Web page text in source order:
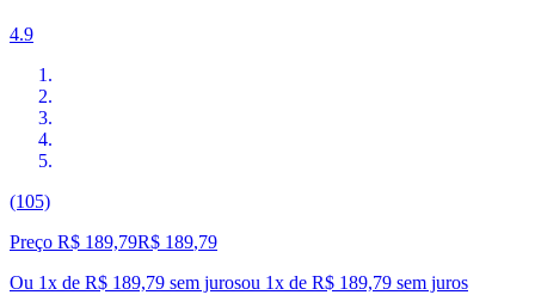
4.9
(105)
Preço R$ 189,79R$ 189,79
Ou 1x de R$ 189,79 sem jurosou 1x de R$ 189,79 sem juros